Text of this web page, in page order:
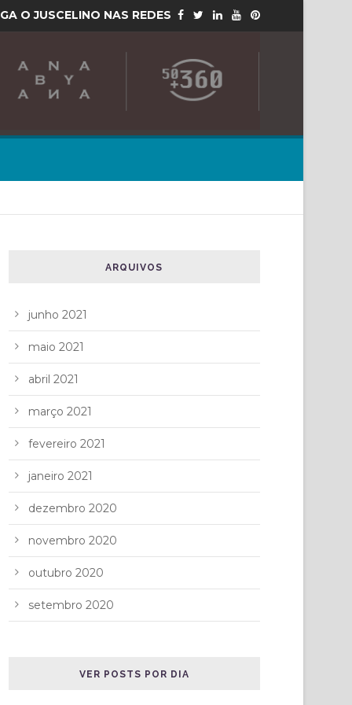
O JUSCELINO NAS REDES
ARQUIVOS
junho 2021
maio 2021
abril 2021
março 2021
fevereiro 2021
janeiro 2021
dezembro 2020
novembro 2020
outubro 2020
setembro 2020
VER POSTS POR DIA